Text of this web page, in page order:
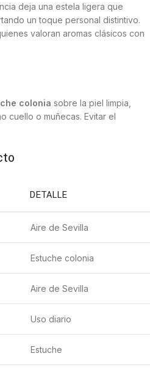
deja una estela ligera que
un toque personal distintivo.
valoran aromas clásicos con
colonia sobre la piel limpia,
cuello o muñecas. Evitar el
DETALLE
Aire de Sevilla
Estuche colonia
Aire de Sevilla
Uso diario
Estuche